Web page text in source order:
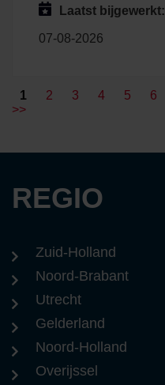
Laatst bijgewerkt:
07-08-2026
1 2 3 4 5 6
>>
REGIO
Zuid-Holland
Noord-Brabant
Utrecht
Gelderland
Noord-Holland
Overijssel